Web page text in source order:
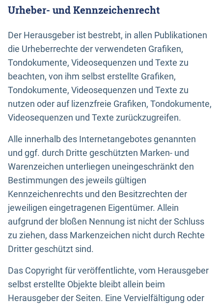
Urheber- und Kennzeichenrecht
Der Herausgeber ist bestrebt, in allen Publikationen
die Urheberrechte der verwendeten Grafiken,
Tondokumente, Videosequenzen und Texte zu
beachten, von ihm selbst erstellte Grafiken,
Tondokumente, Videosequenzen und Texte zu
nutzen oder auf lizenzfreie Grafiken, Tondokumente,
Videosequenzen und Texte zurückzugreifen.
Alle innerhalb des Internetangebotes genannten
und ggf. durch Dritte geschützten Marken- und
Warenzeichen unterliegen uneingeschränkt den
Bestimmungen des jeweils gültigen
Kennzeichenrechts und den Besitzrechten der
jeweiligen eingetragenen Eigentümer. Allein
aufgrund der bloßen Nennung ist nicht der Schluss
zu ziehen, dass Markenzeichen nicht durch Rechte
Dritter geschützt sind.
Das Copyright für veröffentlichte, vom Herausgeber
selbst erstellte Objekte bleibt allein beim
Herausgeber der Seiten. Eine Vervielfältigung oder